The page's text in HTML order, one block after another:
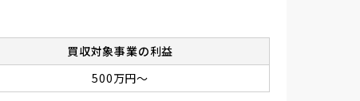
買収対象事業の利益
500万円～